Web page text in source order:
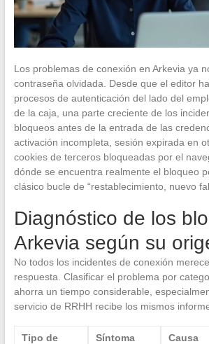
Los problemas de conexión en Arkevia ya
contraseña olvidada. Desde que el editor
procesos de autenticación del lado del
de la caja, una parte creciente de los
bloqueos antes de la entrada de las
activación incompleta, sesión expirada en
cookies de terceros bloqueadas por el
dónde se encuentra realmente el bloqueo
clásico bucle de “restablecimiento, nuevo
Diagnóstico de los
Arkevia según su
No todos los incidentes de conexión
respuesta. Clasificar el problema por
ahorra un tiempo considerable,
servicio de RRHH recibe los mismos
Tipo de
Síntoma
Causa